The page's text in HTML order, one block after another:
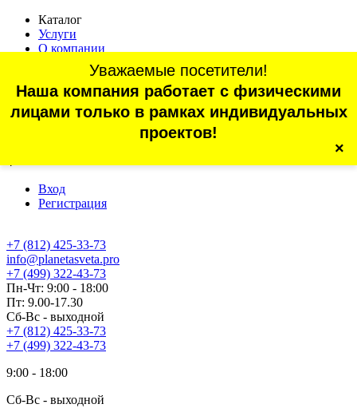
Каталог
Услуги
О компании
Статьи
Контакты
Отзывы
г. Санкт-Петербург, проспект Обуховской Обороны, 70, корп.
Вход
Регистрация
+7 (812) 425-33-73
Уважаемые посетители!
Наша компания работает с физическими
лицами только в рамках индивидуальных
проектов!
×
info@planetasveta.pro
+7 (499) 322-43-73
Пн-Чт: 9:00 - 18:00
Пт: 9.00-17.30
Сб-Вс - выходной
+7 (812) 425-33-73
+7 (499) 322-43-73
9:00 - 18:00
Сб-Вс - выходной